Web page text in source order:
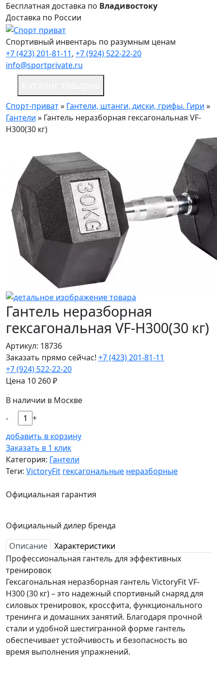
Бесплатная доставка по Владивостоку
Доставка по России
Спортивный инвентарь по разумным ценам
+7 (423) 201-81-11, +7 (924) 522-22-20
info@sportprivate.ru
Спорт-приват» Гантели, штанги, диски, грифы. Гири »
Гантели » Гантель неразборная гексагональная VF-
H300(30 кг)
Гантель неразборная
гексагональная VF-H300(30 кг)
Артикул: 18736
Заказать прямо сейчас! +7 (423) 201-81-11
+7 (924) 522-22-20
Цена 10 260₽
В наличии в Москве
-
+
добавить в корзину
Заказать в 1 клик
Категория: Гантели
Теги: VictoryFit гексагональные неразборные
Официальная гарантия
Официальный дилер бренда
Описание
Характеристики
Профессиональная гантель для эффективных
тренировок
Гексагональная неразборная гантель VictoryFit VF-
H300 (30 кг) – это надежный спортивный снаряд для
силовых тренировок, кроссфита, функционального
тренинга и домашних занятий. Благодаря прочной
стали и удобной шестигранной форме гантель
обеспечивает устойчивость и безопасность во
время выполнения упражнений.